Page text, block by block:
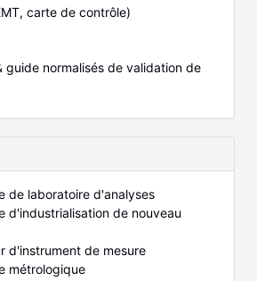
carte de contrôle)
guide normalisés de validation de
de laboratoire d'analyses
d'industrialisation de nouveau
d'instrument de mesure
métrologique